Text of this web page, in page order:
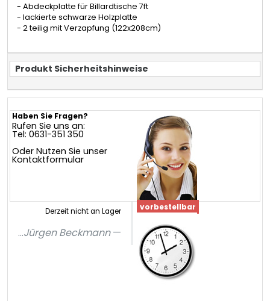
- Abdeckplatte für Billardtische 7ft
- lackierte schwarze Holzplatte
- 2 teilig mit Verzapfung (122x208cm)
Produkt Sicherheitshinweise
Haben Sie Fragen?
Rufen Sie uns an:
Tel: 0631-351 350
Oder Nutzen Sie unser
Kontaktformular
Derzeit nicht an Lager
...Jürgen Beckmann
vorbestellbar